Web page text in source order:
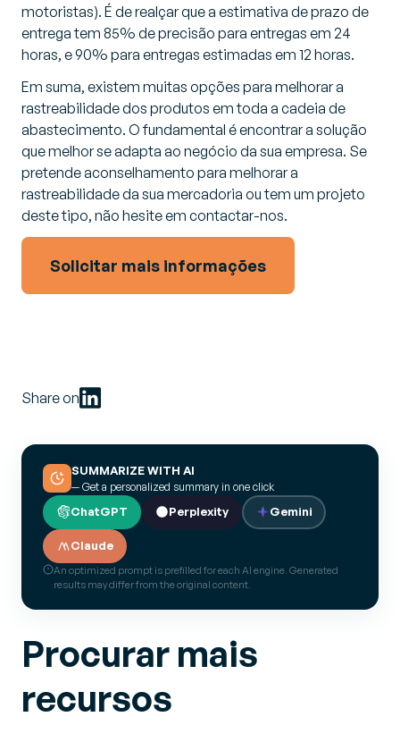
motoristas). É de realçar que a estimativa de prazo de
entrega tem 85% de precisão para entregas em 24
horas, e 90% para entregas estimadas em 12 horas.
Em suma, existem muitas opções para melhorar a
rastreabilidade dos produtos em toda a cadeia de
abastecimento. O fundamental é encontrar a solução
que melhor se adapta ao negócio da sua empresa. Se
pretende aconselhamento para melhorar a
rastreabilidade da sua mercadoria ou tem um projeto
deste tipo, não hesite em contactar-nos.
Solicitar mais informações
Share on
SUMMARIZE WITH AI
— Get a personalized summary in one click
ChatGPT Perplexity Gemini
Claude
An optimized prompt is prefilled for each AI engine. Generated
results may differ from the original content.
Procurar mais
recursos